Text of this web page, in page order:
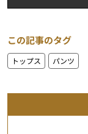
この記事のタグ
トップス パンツ